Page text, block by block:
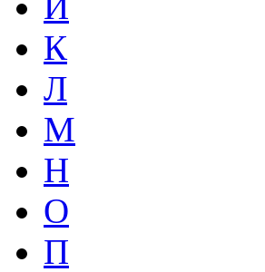
К
Л
М
Н
О
П